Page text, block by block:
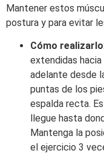
Mantener estos
postura y para evitar
Cómo realizarlo
extendidas
adelante desde
puntas de los
espalda recta.
llegue hasta
Mantenga la
el ejercicio 3